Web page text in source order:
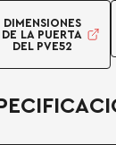
DIMENSIONES
DE LA PUERTA
DEL PVE52